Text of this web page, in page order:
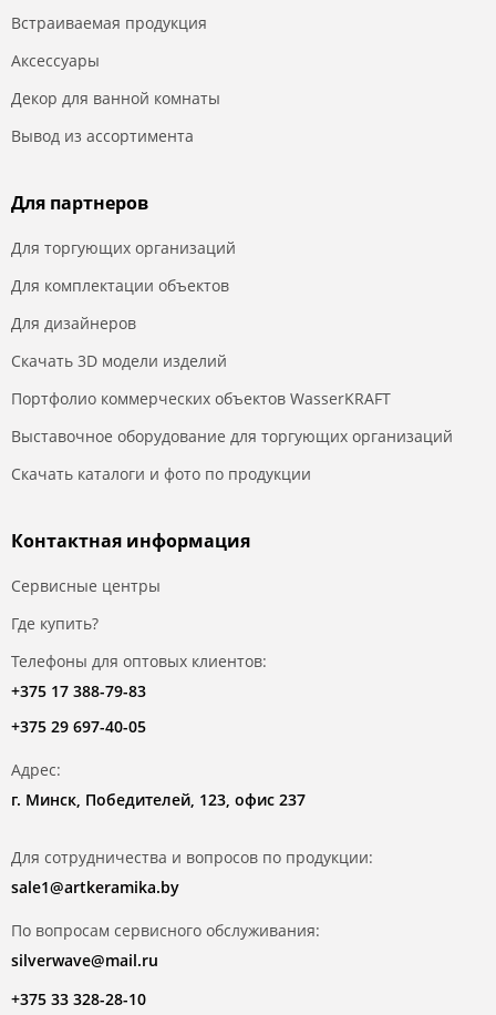
Встраиваемая продукция
Аксессуары
Декор для ванной комнаты
Вывод из ассортимента
Для партнеров
Для торгующих организаций
Для комплектации объектов
Для дизайнеров
Скачать 3D модели изделий
Портфолио коммерческих объектов WasserKRAFT
Выставочное оборудование для торгующих организаций
Скачать каталоги и фото по продукции
Контактная информация
Сервисные центры
Где купить?
Телефоны для оптовых клиентов:
+375 17 388-79-83
+375 29 697-40-05
Адрес:
г. Минск, Победителей, 123, офис 237
Для сотрудничества и вопросов по продукции:
sale1@artkeramika.by
По вопросам сервисного обслуживания:
silverwave@mail.ru
+375 33 328-28-10